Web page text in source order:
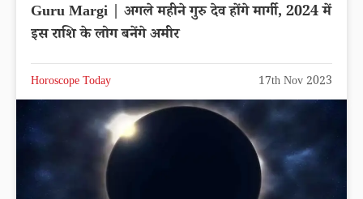
Guru Margi | अगले महीने गुरु देव होंगे मार्गी, 2024 में
इस राशि के लोग बनेंगे अमीर
Horoscope Today 17th Nov 2023